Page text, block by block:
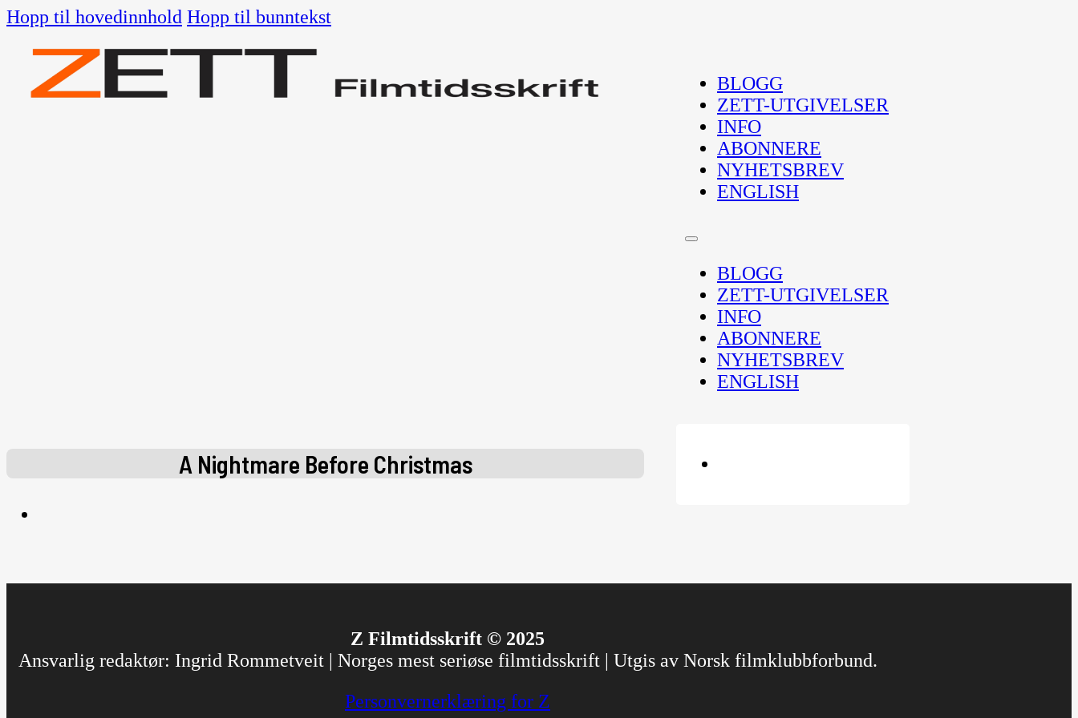
Hopp til hovedinnhold Hopp til bunntekst
BLOGG
ZETT-UTGIVELSER
INFO
ABONNERE
NYHETSBREV
ENGLISH
BLOGG
ZETT-UTGIVELSER
INFO
ABONNERE
NYHETSBREV
ENGLISH
A Nightmare Before Christmas
Z Filmtidsskrift © 2025
Ansvarlig redaktør: Ingrid Rommetveit | Norges mest seriøse filmtidsskrift | Utgis av Norsk filmklubbforbund.
Personvernerklæring for Z